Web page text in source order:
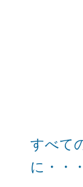
すべて
に・・・